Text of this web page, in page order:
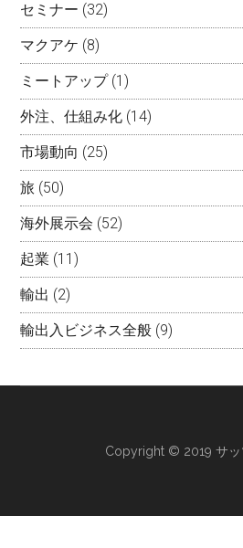
セミナー (32)
マクアケ (8)
ミートアップ(1)
外注、仕組み化 (14)
市場動向 (25)
旅 (50)
海外展示会 (52)
起業 (11)
輸出 (2)
輸出入ビジネス全般 (9)
Copyright © 2019 サッ